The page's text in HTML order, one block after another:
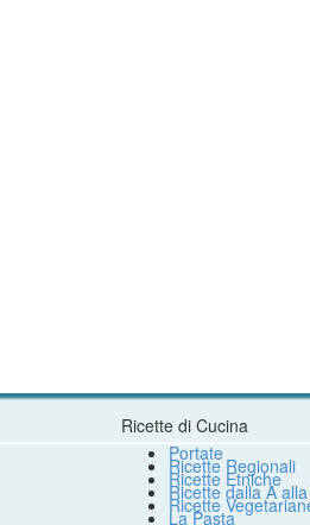
Ricette di Cucina
Portate
Ricette Regionali
Ricette Etniche
Ricette dalla A
Ricette
La Pasta